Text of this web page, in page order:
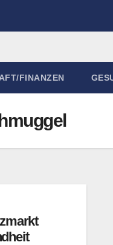
FINANZEN